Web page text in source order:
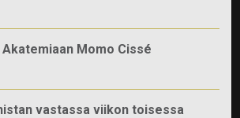
Momo Cissé
vastassa viikon toisessa